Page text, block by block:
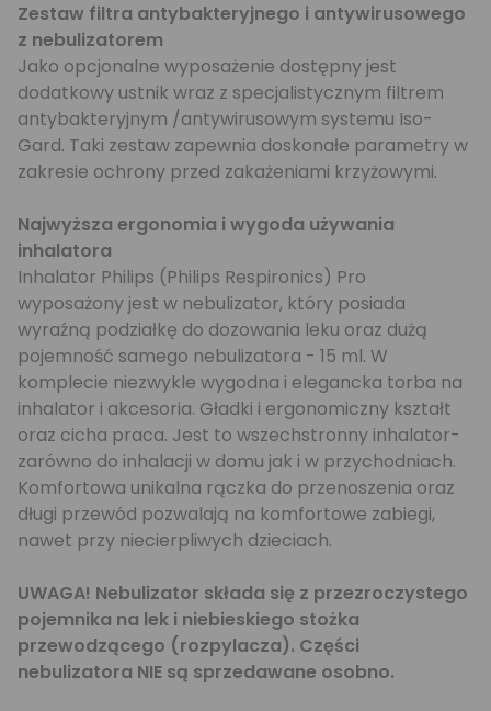
Zestaw filtra antybakteryjnego i antywirusowego
z nebulizatorem
Jako opcjonalne wyposażenie dostępny jest
dodatkowy ustnik wraz z specjalistycznym filtrem
antybakteryjnym /antywirusowym systemu Iso-
Gard. Taki zestaw zapewnia doskonałe parametry w
zakresie ochrony przed zakażeniami krzyżowymi.
Najwyższa ergonomia i wygoda używania
inhalatora
Inhalator Philips (Philips Respironics) Pro
wyposażony jest w nebulizator, który posiada
wyraźną podziałkę do dozowania leku oraz dużą
pojemność samego nebulizatora - 15 ml. W
komplecie niezwykle wygodna i elegancka torba na
inhalator i akcesoria. Gładki i ergonomiczny kształt
oraz cicha praca. Jest to wszechstronny inhalator-
zarówno do inhalacji w domu jak i w przychodniach.
Komfortowa unikalna rączka do przenoszenia oraz
długi przewód pozwalają na komfortowe zabiegi,
nawet przy niecierpliwych dzieciach.
UWAGA! Nebulizator składa się z przezroczystego
pojemnika na lek i niebieskiego stożka
przewodzącego (rozpylacza). Części
nebulizatora NIE są sprzedawane osobno.